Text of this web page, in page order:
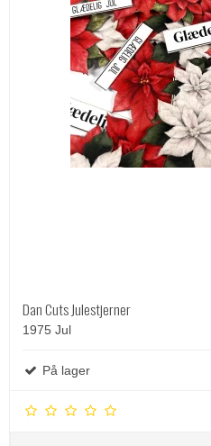
Dan Cuts Julestjerner
1975 Jul
På lager